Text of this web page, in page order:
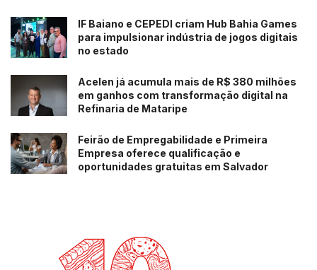
IF Baiano e CEPEDI criam Hub Bahia Games
para impulsionar indústria de jogos digitais
no estado
Acelen já acumula mais de R$ 380 milhões
em ganhos com transformação digital na
Refinaria de Mataripe
Feirão de Empregabilidade e Primeira
Empresa oferece qualificação e
oportunidades gratuitas em Salvador